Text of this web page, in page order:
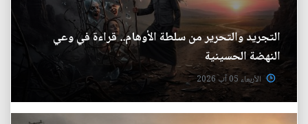
التجريد والتحرير من سلطة الأوهام.. قراءة في وعي
النهضة الحسينية
الأربعاء 05 آب 2026